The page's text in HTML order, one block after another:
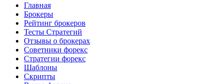
Главная
Брокеры
Рейтинг брокеров
Тесты Стратегий
Отзывы о брокерах
Советники форекс
Стратегии форекс
Шаблоны
Скрипты